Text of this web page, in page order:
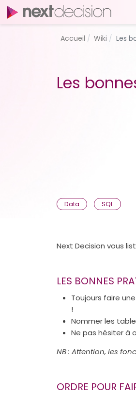
Accueil Wiki Les
Les
Data SQL
Next Decision vous
LES BONNES
Toujours faire
!
Nommer les
Ne pas hésiter à
NB : Attention, les
ORDRE POUR